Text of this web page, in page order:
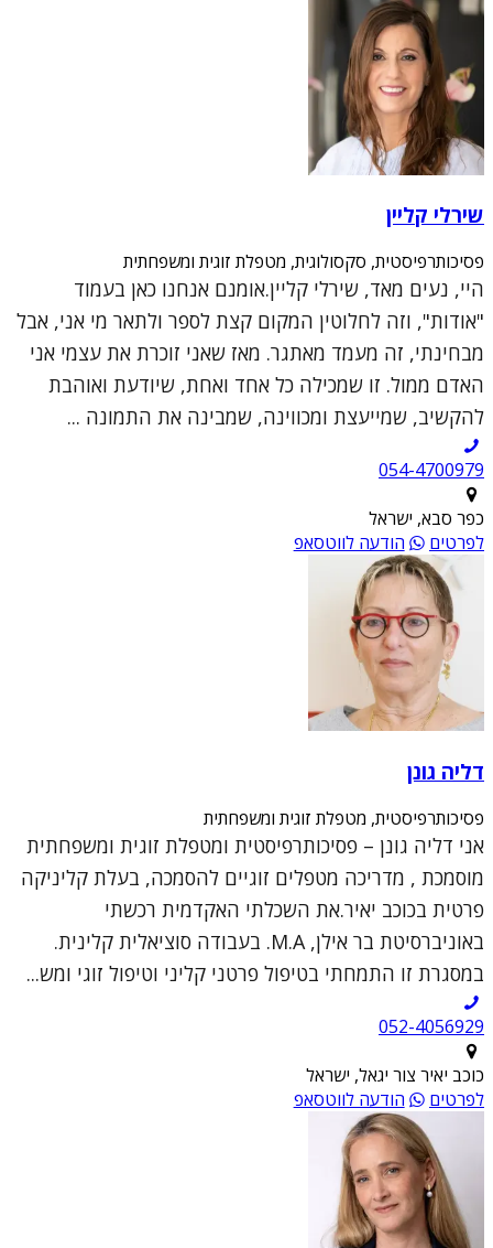
שירלי קליין
פסיכותרפיסטית, סקסולוגית, מטפלת זוגית ומשפחתית
היי, נעים מאד, שירלי קליין.אומנם אנחנו כאן בעמוד
"אודות", וזה לחלוטין המקום קצת לספר ולתאר מי אני, אבל
מבחינתי, זה מעמד מאתגר. מאז שאני זוכרת את עצמי אני
האדם ממול. זו שמכילה כל אחד ואחת, שיודעת ואוהבת
להקשיב, שמייעצת ומכווינה, שמבינה את התמונה ...
054-4700979
כפר סבא, ישראל
לפרטים
הודעה לווטסאפ
דליה גונן
פסיכותרפיסטית, מטפלת זוגית ומשפחתית
אני דליה גונן – פסיכותרפיסטית ומטפלת זוגית ומשפחתית
מוסמכת , מדריכה מטפלים זוגיים להסמכה, בעלת קליניקה
פרטית בכוכב יאיר.את השכלתי האקדמית רכשתי
באוניברסיטת בר אילן, M.A. בעבודה סוציאלית קלינית.
במסגרת זו התמחתי בטיפול פרטני קליני וטיפול זוגי ומש...
052-4056929
כוכב יאיר צור יגאל, ישראל
לפרטים
הודעה לווטסאפ